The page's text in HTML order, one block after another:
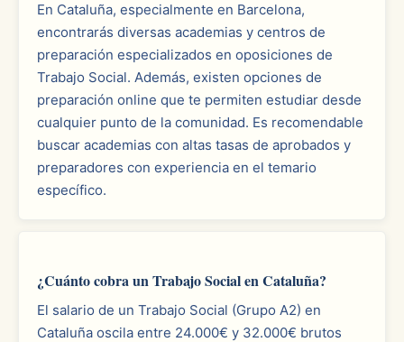
En Cataluña, especialmente en Barcelona,
encontrarás diversas academias y centros de
preparación especializados en oposiciones de
Trabajo Social. Además, existen opciones de
preparación online que te permiten estudiar desde
cualquier punto de la comunidad. Es recomendable
buscar academias con altas tasas de aprobados y
preparadores con experiencia en el temario
específico.
¿Cuánto cobra un Trabajo Social en Cataluña?
El salario de un Trabajo Social (Grupo A2) en
Cataluña oscila entre 24.000€ y 32.000€ brutos